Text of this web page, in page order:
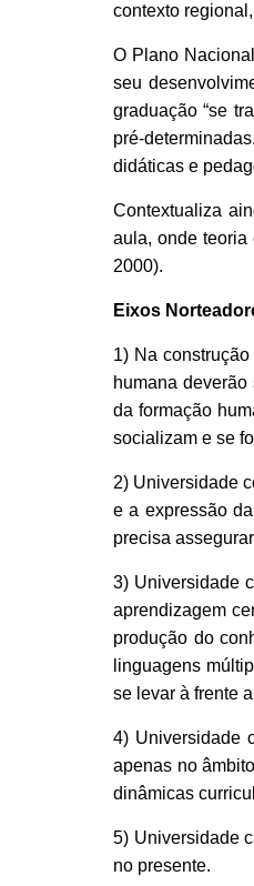
contexto
O Plano
seu
graduação “se
pré-
didáticas e
Contextualiza
aula, onde teoria
2000).
Eixos
1) Na
humana
da formação
socializam e se
2) Universidade
e a expressão
precisa
3) Universidade
aprendizagem
produção do
linguagens
se levar à frente
4) Universidade
apenas no
dinâmicas
5) Universidade
no presente.